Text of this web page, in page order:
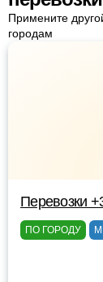
Примените
городам
Перевозки
ПО ГОРОДУ